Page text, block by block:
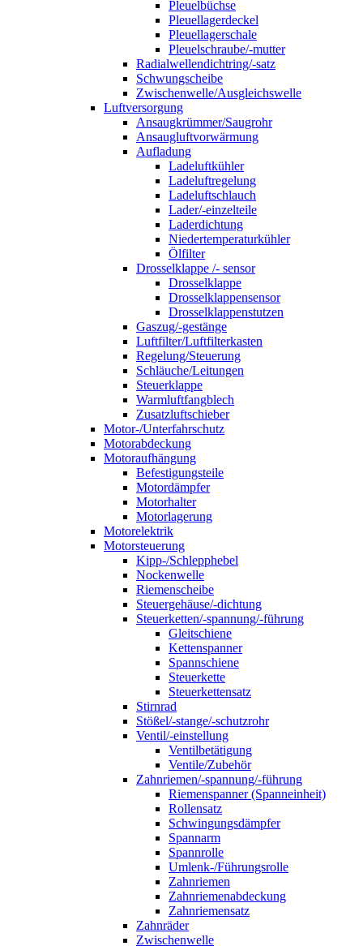
Pleuelbüchse
Pleuellagerdeckel
Pleuellagerschale
Pleuelschraube/-mutter
Radialwellendichtring/-satz
Schwungscheibe
Zwischenwelle/Ausgleichswelle
Luftversorgung
Ansaugkrümmer/Saugrohr
Ansaugluftvorwärmung
Aufladung
Ladeluftkühler
Ladeluftregelung
Ladeluftschlauch
Lader/-einzelteile
Laderdichtung
Niedertemperaturkühler
Ölfilter
Drosselklappe /- sensor
Drosselklappe
Drosselklappensensor
Drosselklappenstutzen
Gaszug/-gestänge
Luftfilter/Luftfilterkasten
Regelung/Steuerung
Schläuche/Leitungen
Steuerklappe
Warmluftfangblech
Zusatzluftschieber
Motor-/Unterfahrschutz
Motorabdeckung
Motoraufhängung
Befestigungsteile
Motordämpfer
Motorhalter
Motorlagerung
Motorelektrik
Motorsteuerung
Kipp-/Schlepphebel
Nockenwelle
Riemenscheibe
Steuergehäuse/-dichtung
Steuerketten/-spannung/-führung
Gleitschiene
Kettenspanner
Spannschiene
Steuerkette
Steuerkettensatz
Stirnrad
Stößel/-stange/-schutzrohr
Ventil/-einstellung
Ventilbetätigung
Ventile/Zubehör
Zahnriemen/-spannung/-führung
Riemenspanner (Spanneinheit)
Rollensatz
Schwingungsdämpfer
Spannarm
Spannrolle
Umlenk-/Führungsrolle
Zahnriemen
Zahnriemenabdeckung
Zahnriemensatz
Zahnräder
Zwischenwelle